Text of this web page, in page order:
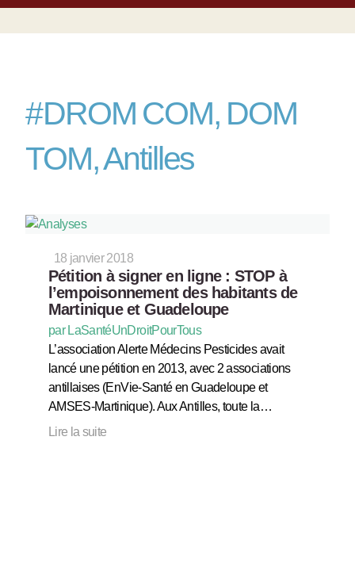
#DROM COM, DOM
TOM, Antilles
18 janvier 2018
Pétition à signer en ligne : STOP à
l’empoisonnement des habitants de
Martinique et Guadeloupe
par LaSantéUnDroitPourTous
L’association Alerte Médecins Pesticides avait
lancé une pétition en 2013, avec 2 associations
antillaises (EnVie-Santé en Guadeloupe et
AMSES-Martinique). Aux Antilles, toute la…
Lire la suite